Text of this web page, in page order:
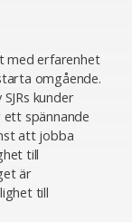
med erfarenhet
omgående.
kunder
ett spännande
att jobba
till
är
till